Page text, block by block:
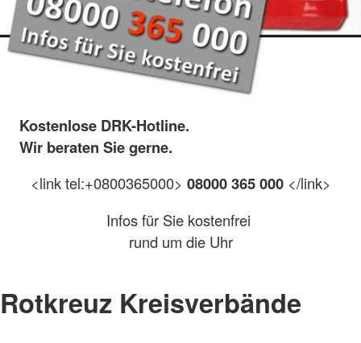
Kostenlose DRK-Hotline.
Wir beraten Sie gerne.
<link tel:+0800365000> 08000 365 000 </link>
Infos für Sie kostenfrei
rund um die Uhr
Rotkreuz Kreisverbände